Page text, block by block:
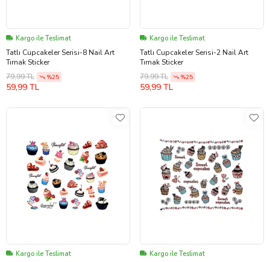
Kargo ile Teslimat
Tatlı Cupcakeler Serisi-8 Nail Art
Tırnak Sticker
79,99 TL
%25
59,99 TL
Kargo ile Teslimat
Tatlı Cupcakeler Serisi-2 Nail Art
Tırnak Sticker
79,99 TL
%25
59,99 TL
Kargo ile Teslimat Kargo ile Teslimat